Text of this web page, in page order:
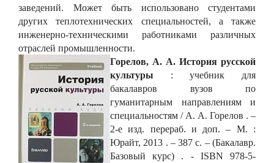
заведений. Может быть использовано студентами
других теплотехнических специальностей, а также
инженерно-техническими работниками различных
отраслей промышленности.
Горелов, А. А. История русской
культуры : учебник для
бакалавров вузов по
гуманитарным направлениям и
специальностям / А. А. Горелов . –
2-е изд. перераб. и доп.– М. :
Юрайт, 2013 . – 387 с. – (Бакалавр.
Базовый курс) . - ISBN 978-5-